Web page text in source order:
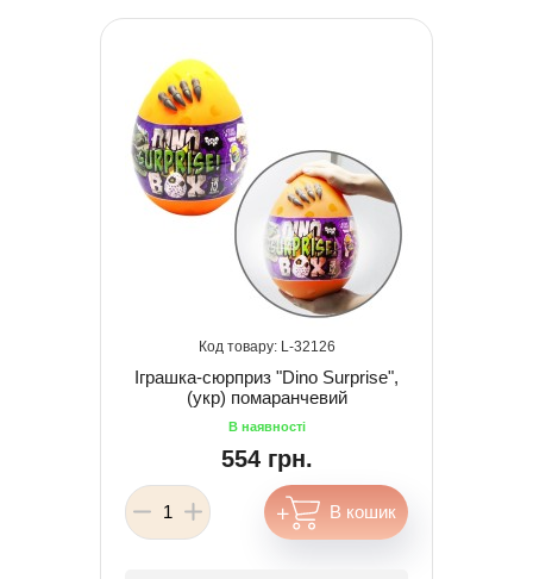
32126
Іграшка-сюрприз "Dino Surprise",
(укр) помаранчевий
554 грн.